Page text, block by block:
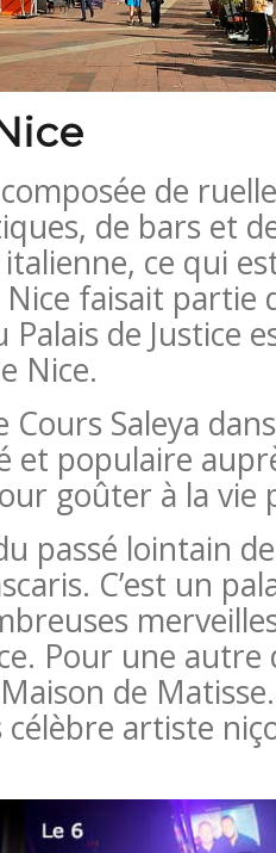
de
de bars et
ce qui
faisait partie
Palais de Justice
Nice.
Saleya
et populaire
goûter à la vie
passé lointain
C’est un
Pour une
de
artiste